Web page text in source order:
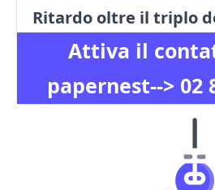
Attiva il
papernest--> 02
Ritardo oltre il triplo